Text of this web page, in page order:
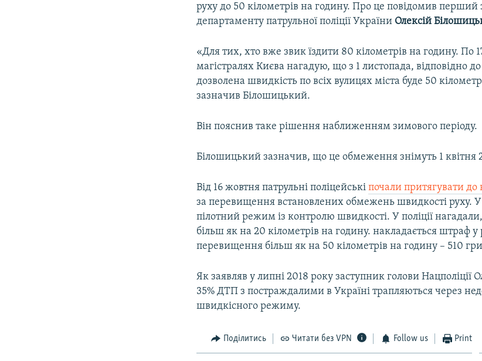
руху до 50 кілометрів на годину. Про це повідомив
департаменту патрульної поліції України Олексій
«Для тих, хто вже звик їздити 80 кілометрів на годину. По
магістралях Києва нагадую, що з 1 листопада, відповідно
дозволена швидкість по всіх вулицях міста буде 50
зазначив Білошицький.
Він пояснив таке рішення наближенням зимового періоду.
Білошицький зазначив, що це обмеження знімуть 1 квітня
Від 16 жовтня патрульні поліцейськіпочали притягувати до
за перевищення встановлених обмежень швидкості руху.
пілотний режим із контролю швидкості. У поліції
більш як на 20 кілометрів на годину. накладається штраф у
перевищення більш як на 50 кілометрів на годину – 510
Як заявляв у липні 2018 року заступник голови Нацполіції
35% ДТП з постраждалими в Україні трапляються через
швидкісного режиму.
Поділитись Читати без VPN Follow us Print